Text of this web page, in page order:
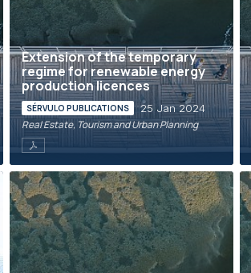
Extension of the temporary
regime for renewable energy
production licences
SÉRVULO PUBLICATIONS 25 Jan 2024
Real Estate, Tourism and Urban Planning